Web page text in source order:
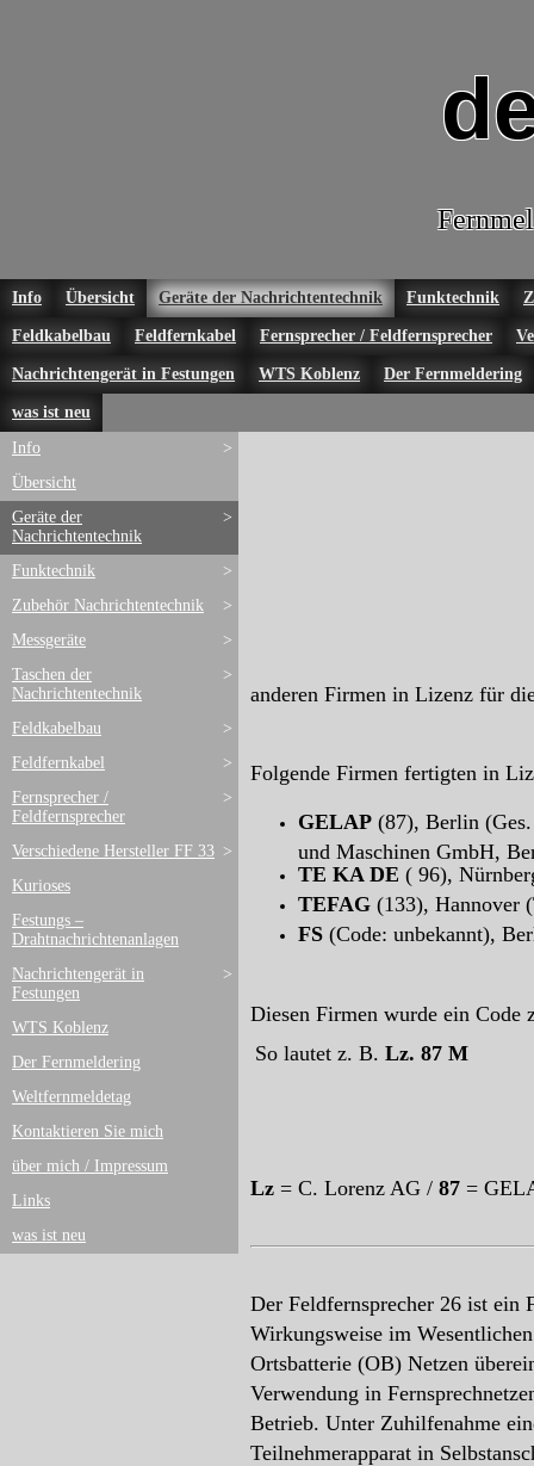
Info Übersicht Geräte der Nachrichtentechnik Funktechnik
Feldkabelbau Feldfernkabel Fernsprecher / Feldfernsprecher
Nachrichtengerät in Festungen WTS Koblenz Der Fernmeldering
was ist neu
>
Info
Übersicht
>
Geräte der
Nachrichtentechnik
>
Funktechnik
>
Zubehör Nachrichtentechnik
>
Messgeräte
>
Taschen der
Nachrichtentechnik
>
Feldkabelbau
>
Feldfernkabel
>
Fernsprecher /
Feldfernsprecher
>
Verschiedene Hersteller FF 33
Kurioses
Festungs –
Drahtnachrichtenanlagen
>
Nachrichtengerät in
Festungen
WTS Koblenz
Der Fernmeldering
Weltfernmeldetag
Kontaktieren Sie mich
über mich / Impressum
Links
was ist neu
anderen Firmen in Lizenz für
Folgende Firmen fertigten in
GELAP (87), Berlin
und Maschinen GmbH,
TE KA DE ( 96),
TEFAG (133), Hannover
FS (Code: unbekannt),
Diesen Firmen wurde ein Code
So lautet z. B. Lz. 87 M
Lz = C. Lorenz AG / 87 =
Der Feldfernsprecher 26 ist ein
Wirkungsweise im
Ortsbatterie (OB) Netzen
Verwendung in
Betrieb. Unter Zuhilfenahme
Teilnehmerapparat in